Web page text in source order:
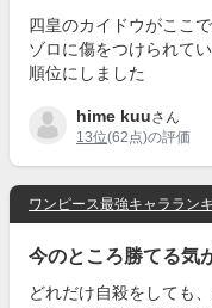
四皇のカイドウがここ
ゾロに傷をつけられて
順位にしました
hime kuuさん
13位(62点)の評価
ワンピース最強キャララン
今のところ勝てる気
どれだけ自殺をしても